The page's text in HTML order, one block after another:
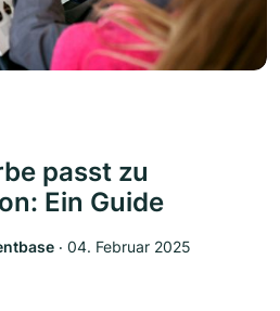
passt zu
Ein Guide
‧ 04. Februar 2025